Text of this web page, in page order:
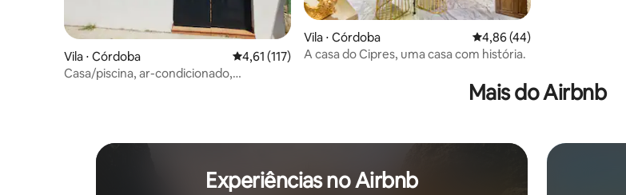
Vila ⋅ Córdoba 4,61 de uma avaliação média de 5, 117 avaliações
4,61 (117)
Casa/piscina, ar-condicionado,
Vila ⋅ Córdoba 4,86 de uma avaliação
4,86 (44)
A casa do Cipres, uma casa com história.
Mais do Airbnb
Experiências no Airbnb